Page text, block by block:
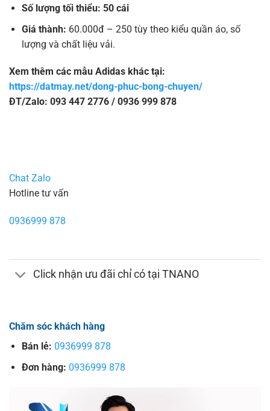
Số lượng tối thiểu: 50 cái
Giá thành: 60.000đ – 250 tùy theo kiểu quần áo, số
lượng và chất liệu vải.
Xem thêm các mẫu Adidas khác tại:
https://datmay.net/dong-phuc-bong-chuyen/
ĐT/Zalo: 093 447 2776 / 0936 999 878
Chat Zalo
Hotline tư vấn
0936999 878
Click nhận ưu đãi chỉ có tại TNANO
Chăm sóc khách hàng
Bán lẻ: 0936999 878
Đơn hàng: 0936999 878